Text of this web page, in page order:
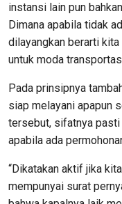
instansi lain pun
Dimana apabila tidak
dilayangkan berarti
untuk moda
Pada prinsipnya
siap melayani apapun
tersebut, sifatnya pasti
apabila ada
“Dikatakan aktif jika
mempunyai surat